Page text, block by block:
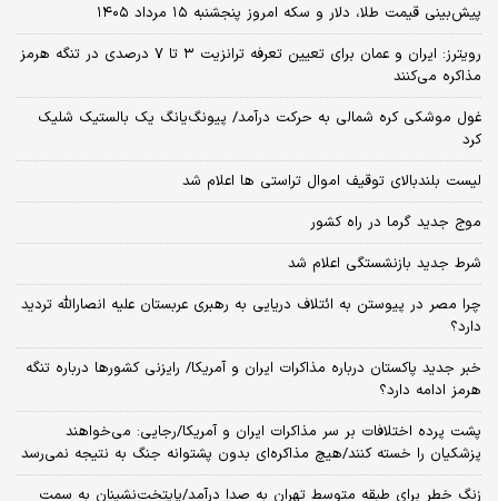
پیش‌بینی قیمت طلا، دلار و سکه امروز پنجشنبه ۱۵ مرداد ۱۴۰۵
رویترز: ایران و عمان برای تعیین تعرفه ترانزیت ۳ تا ۷ درصدی در تنگه هرمز
مذاکره می‌کنند
غول موشکی کره شمالی به حرکت درآمد/ پیونگ‌یانگ یک بالستیک شلیک
کرد
لیست بلندبالای توقیف اموال تراستی ها اعلام شد
موج جدید گرما در راه کشور
شرط جدید بازنشستگی اعلام شد
چرا مصر در پیوستن به ائتلاف دریایی به رهبری عربستان علیه انصارالله تردید
دارد؟
خبر جدید پاکستان درباره مذاکرات ایران و آمریکا/ رایزنی کشورها درباره تنگه
هرمز ادامه دارد؟
پشت پرده اختلافات بر سر مذاکرات ایران و آمریکا/رجایی: می‌خواهند
پزشکیان را خسته کنند/هیچ مذاکره‌ای بدون پشتوانه جنگ به نتیجه نمی‌رسد
زنگ خطر برای طبقه متوسط تهران به صدا درآمد/پایتخت‌نشینان به سمت